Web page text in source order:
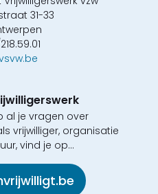
31-33
al je vragen over
vrijwilliger, organisatie
vind je op...